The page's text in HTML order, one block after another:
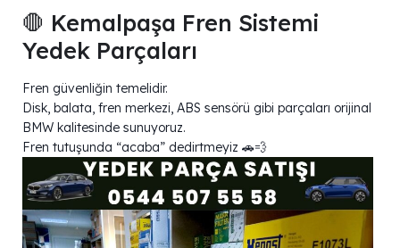
🛑 Kemalpaşa Fren Sistemi
Yedek Parçaları
Fren güvenliğin temelidir.
Disk, balata, fren merkezi, ABS sensörü gibi parçaları orijinal
BMW kalitesinde sunuyoruz.
Fren tutuşunda “acaba” dedirtmeyiz 🚗💨